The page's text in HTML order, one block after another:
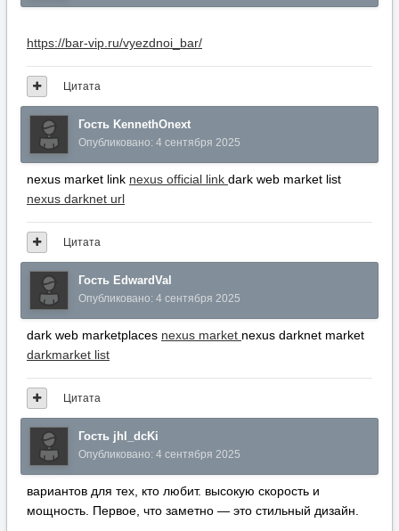
https://bar-vip.ru/vyezdnoi_bar/
Цитата
Гость KennethOnext
Опубликовано: 4 сентября 2025
nexus market link nexus official link dark web market list
nexus darknet url
Цитата
Гость EdwardVal
Опубликовано: 4 сентября 2025
dark web marketplaces nexus market nexus darknet market
darkmarket list
Цитата
Гость jhl_dcKi
Опубликовано: 4 сентября 2025
вариантов для тех, кто любит. высокую скорость и
мощность. Первое, что заметно — это стильный дизайн.